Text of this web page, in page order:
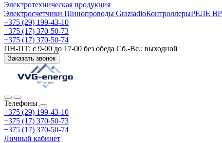
Электротехническая продукция
Электросчетчики Шинопроводы GraziadioКонтроллерыРЕЛЕ
+375 (29) 199-43-10
+375 (17) 370-50-73
+375 (17) 370-50-74
ПН-ПТ: с 9-00 до 17-00 без обеда Сб.-Вс.: выходной
Заказать звонок
Телефоны
+375 (29) 199-43-10
+375 (17) 370-50-73
+375 (17) 370-50-74
Личный кабинет